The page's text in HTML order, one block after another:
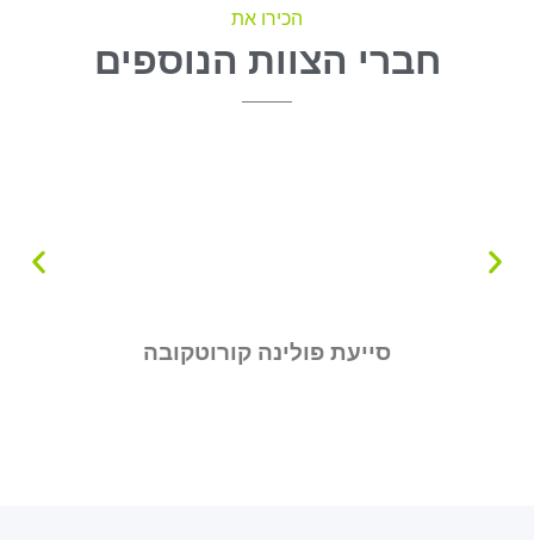
הכירו את
חברי הצוות הנוספים
סייעת פולינה קורוטקובה